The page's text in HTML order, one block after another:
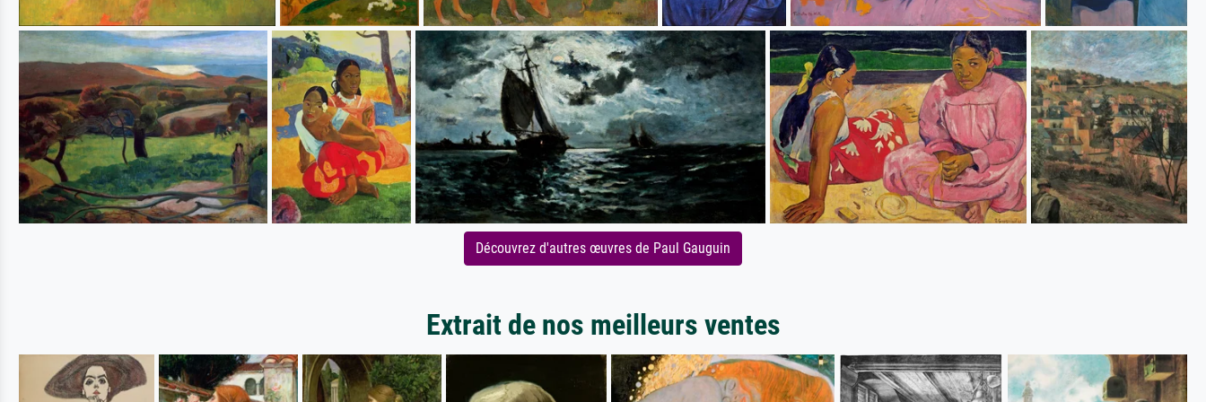
Découvrez d'autres œuvres de Paul Gauguin
Extrait de nos meilleurs ventes